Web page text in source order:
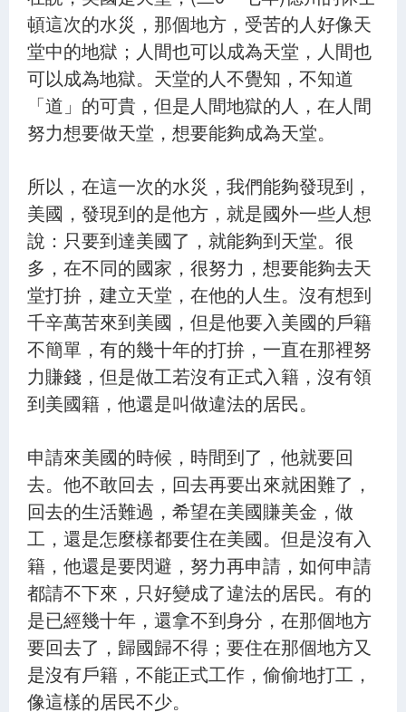
頓這次的水災，那個地方，受苦的人好像天
堂中的地獄；人間也可以成為天堂，人間也
可以成為地獄。天堂的人不覺知，不知道
「道」的可貴，但是人間地獄的人，在人間
努力想要做天堂，想要能夠成為天堂。
所以，在這一次的水災，我們能夠發現到，
美國，發現到的是他方，就是國外一些人想
說：只要到達美國了，就能夠到天堂。很
多，在不同的國家，很努力，想要能夠去天
堂打拚，建立天堂，在他的人生。沒有想到
千辛萬苦來到美國，但是他要入美國的戶籍
不簡單，有的幾十年的打拚，一直在那裡努
力賺錢，但是做工若沒有正式入籍，沒有領
到美國籍，他還是叫做違法的居民。
申請來美國的時候，時間到了，他就要回
去。他不敢回去，回去再要出來就困難了，
回去的生活難過，希望在美國賺美金，做
工，還是怎麼樣都要住在美國。但是沒有入
籍，他還是要閃避，努力再申請，如何申請
都請不下來，只好變成了違法的居民。有的
是已經幾十年，還拿不到身分，在那個地方
要回去了，歸國歸不得；要住在那個地方又
是沒有戶籍，不能正式工作，偷偷地打工，
像這樣的居民不少。